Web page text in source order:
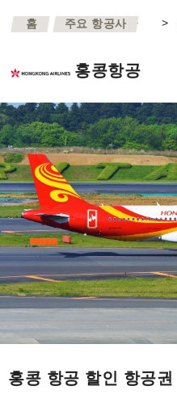
홈 >
주요 항공사 >
홍콩항공
홍콩 항공 할인 항공권